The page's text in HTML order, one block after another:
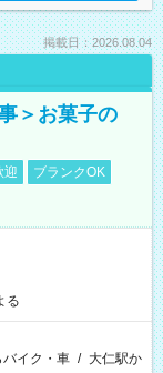
掲載日：2026.08.04
＞お菓子の
迎
ブランクOK
る
イク・車 / 大仁駅か